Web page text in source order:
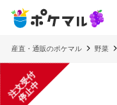
産直・通販のポケマル 野菜
注
文
受
付
停
止
中